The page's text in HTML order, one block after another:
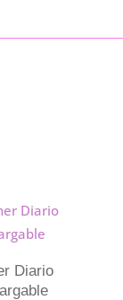
Diario